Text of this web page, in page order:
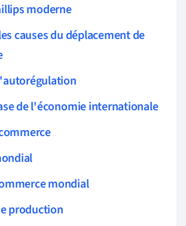
moderne
causes du déplacement de
de l'économie internationale
mondial
production